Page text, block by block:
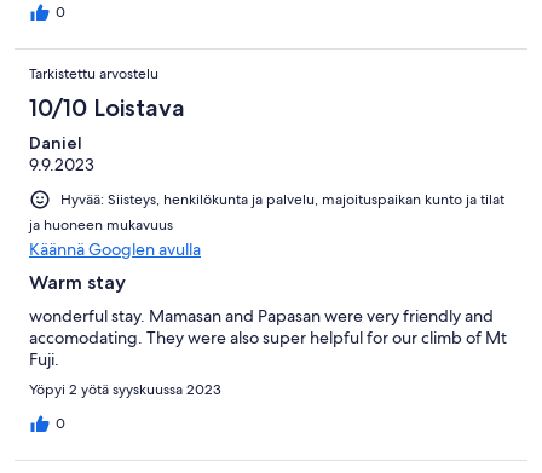
0
Tarkistettu arvostelu
10/10 Loistava
Daniel
9.9.2023
Hyvää: Siisteys, henkilökunta ja palvelu, majoituspaikan kunto ja tilat
ja huoneen mukavuus
Käännä Googlen avulla
Warm stay
wonderful stay. Mamasan and Papasan were very friendly and
accomodating. They were also super helpful for our climb of Mt
Fuji.
Yöpyi 2 yötä syyskuussa 2023
0